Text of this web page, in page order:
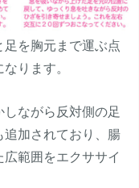
を胸元まで運ぶ点
ります。
ながら反対側の足
加されており、腸
範囲をエクササイ